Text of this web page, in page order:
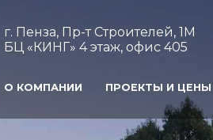
г. Пенза, Пр-т Строителей, 1М
БЦ «КИНГ» 4 этаж, офис 405
О КОМПАНИИ ПРОЕКТЫ И ЦЕНЫ